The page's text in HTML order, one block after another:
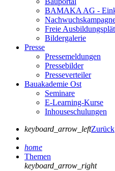
BAMAKA AG -
Freie
Bildergalerie
Presse
Pressemeldungen
Pressebilder
Presseverteiler
Bauakademie Ost
Seminare
E-Learning-Kurse
Inhouseschulungen
keyboard_arrow_leftZurück
home
Themen
keyboard_arrow_right